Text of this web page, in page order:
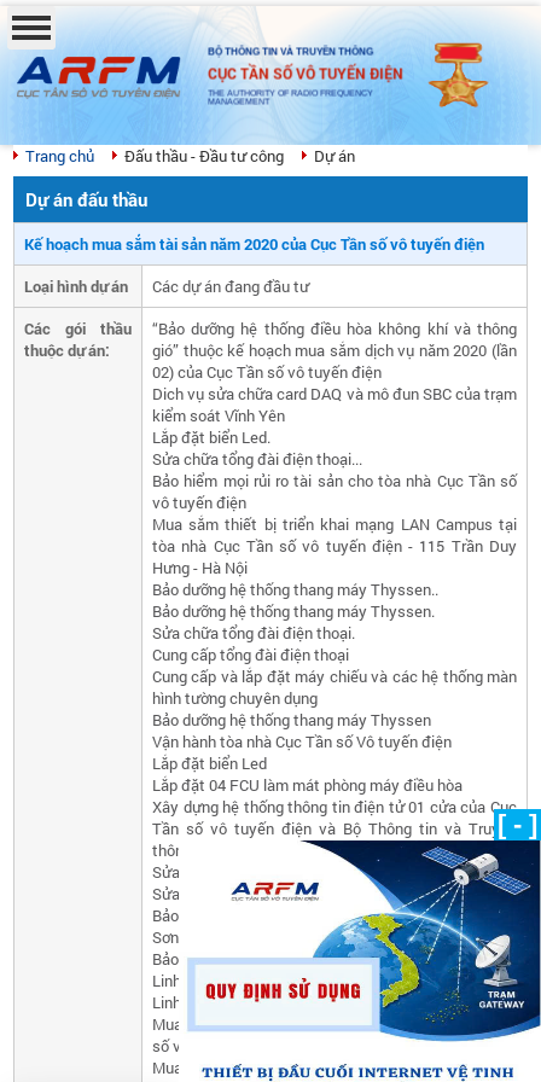
BỘ THÔNG TIN VÀ TRUYỀN THÔNG
CỤC TẦN SỐ VÔ TUYẾN ĐIỆN
THE AUTHORITY OF RADIO FREQUENCY
MANAGEMENT
Trang chủ Đấu thầu - Đầu tư công Dự án
Dự án đấu thầu
Kế hoạch mua sắm tài sản năm 2020 của Cục Tần số vô tuyến điện
Loại hình dự án
Các dự án đang đầu tư
Các gói thầu
thuộc dự án:
“Bảo dưỡng hệ thống điều hòa không khí và thông
gió” thuộc kế hoạch mua sắm dịch vụ năm 2020 (lần
02) của Cục Tần số vô tuyến điện
Dich vụ sửa chữa card DAQ và mô đun SBC của trạm
kiểm soát Vĩnh Yên
Lắp đặt biển Led.
Sửa chữa tổng đài điện thoại...
Bảo hiểm mọi rủi ro tài sản cho tòa nhà Cục Tần số
vô tuyến điện
Mua sắm thiết bị triển khai mạng LAN Campus tại
tòa nhà Cục Tần số vô tuyến điện - 115 Trần Duy
Hưng - Hà Nội
Bảo dưỡng hệ thống thang máy Thyssen..
Bảo dưỡng hệ thống thang máy Thyssen.
Sửa chữa tổng đài điện thoại.
Cung cấp tổng đài điện thoại
Cung cấp và lắp đặt máy chiếu và các hệ thống màn
hình tường chuyên dụng
Bảo dưỡng hệ thống thang máy Thyssen
Vận hành tòa nhà Cục Tần số Vô tuyến điện
Lắp đặt biển Led
Lắp đặt 04 FCU làm mát phòng máy điều hòa
Xây dựng hệ thống thông tin điện tử 01 cửa của Cục
Tần số vô tuyến điện và Bộ Thông tin và Truyền
thông
Sửa chữa tổng đài điện thoại
Sửa chữa hệ thống Access Control
Bảo trì hệ thống cấp điện
Sơn sàn tầng hầm bãi đỗ xe khu B, C
Bảo trì hệ thống máy phát điện dự phòng
Linh kiện dự phòng cho hệ thống đỗ xe tự động
Linh kiện dự phòng cho hệ thống điều hòa
Mua sắm máy thu kiểm soát cho các Trung tâm Tần
số vô tuyến điện khu vực
Mua sắm 02 hệ thống thiết bị kiểm soát triển khai cơ
[ - ]